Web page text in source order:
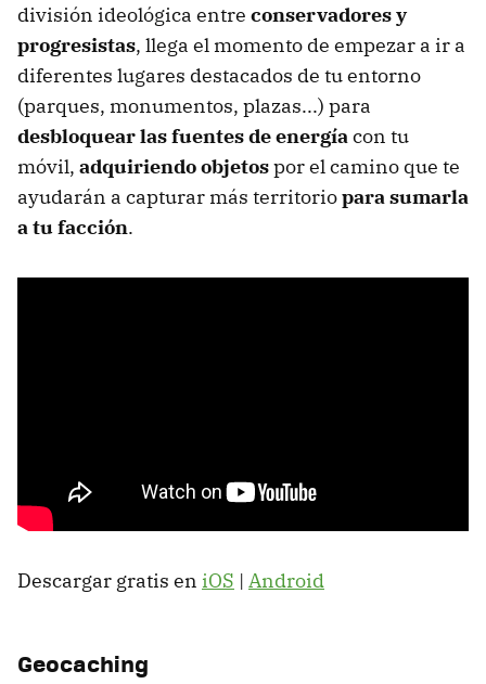
división ideológica entre conservadores y
progresistas, llega el momento de empezar a ir a
diferentes lugares destacados de tu entorno
(parques, monumentos, plazas...) para
desbloquear las fuentes de energíacon tu
móvil, adquiriendo objetospor el camino que te
ayudarán a capturar más territoriopara sumarla
a tu facción.
Descargar gratis en iOS | Android
Geocaching